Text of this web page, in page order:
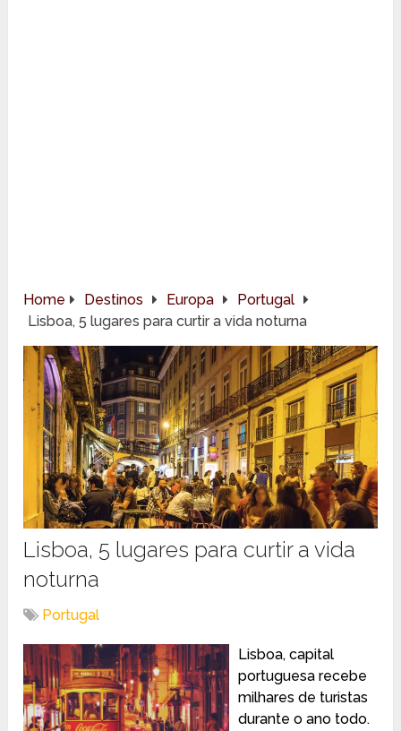
Home Destinos Europa
Portugal
Lisboa, 5 lugares para curtir a vida noturna
Lisboa, 5 lugares para curtir a vida
noturna
Portugal
Lisboa, capital
portuguesa recebe
milhares de turistas
durante o ano todo.